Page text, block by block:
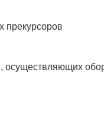
прекурсоров
осуществляющих